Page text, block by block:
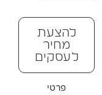
להצעת
מחיר
לעסקים
פרטי